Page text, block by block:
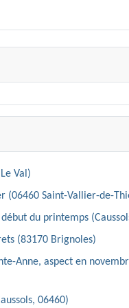
Val)
(06460 Saint-Vallier-de-
du printemps
(83170 Brignoles)
Anne, aspect en
06460)